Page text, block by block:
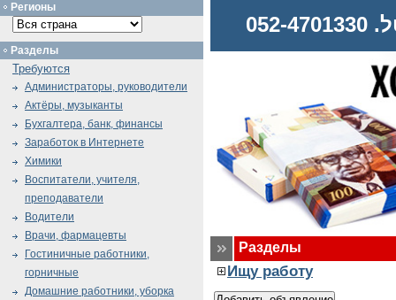
Разделы
Ищу работу
Регионы
Разделы
Требуются
Администраторы, руководители
Актёры, музыканты
Бухгалтера, банк, финансы
Заработок в Интернете
Химики
Воспитатели, учителя,
преподаватели
Водители
Врачи, фармацевты
Гостиничные работники,
горничные
Домашние работники, уборка